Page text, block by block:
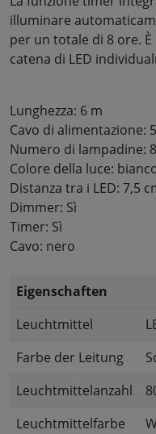
illuminare
per un totale di 8 ore.
catena di LED
Lunghezza: 6 m
Cavo di alimentazione:
Numero di lampadine:
Colore della luce:
Distanza tra i LED: 7,5
Dimmer: Sì
Timer: Sì
Cavo: nero
Eigenschaften
Leuchtmittel
Farbe der Leitung
Leuchtmittelanzahl
Leuchtmittelfarbe